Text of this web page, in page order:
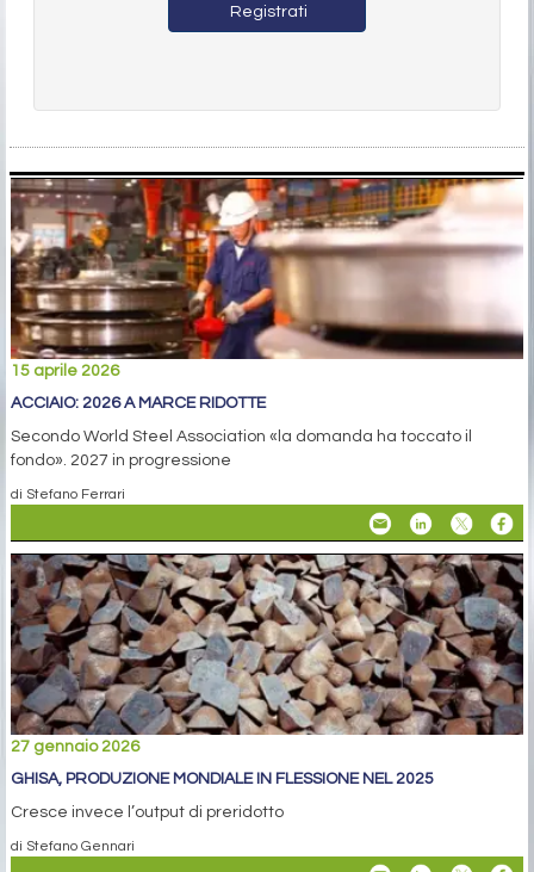
Registrati
15 aprile 2026
ACCIAIO: 2026 A MARCE RIDOTTE
Secondo World Steel Association «la domanda ha toccato il
fondo». 2027 in progressione
di Stefano Ferrari
27 gennaio 2026
GHISA, PRODUZIONE MONDIALE IN FLESSIONE NEL 2025
Cresce invece l’output di preridotto
di Stefano Gennari